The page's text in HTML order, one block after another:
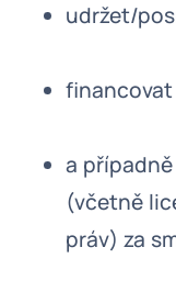
udržet/
a
(včetně
práv) za